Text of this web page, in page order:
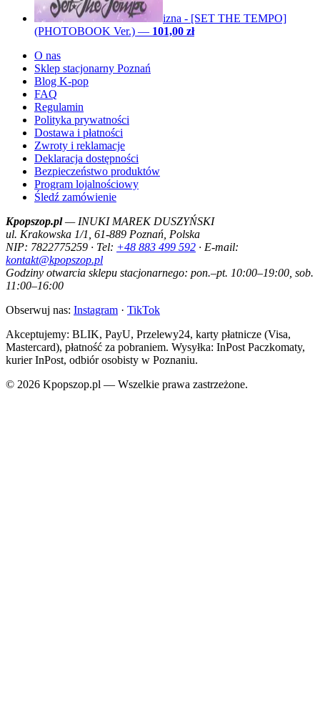
izna - [SET THE TEMPO]
(PHOTOBOOK Ver.) — 101,00 zł
O nas
Sklep stacjonarny Poznań
Blog K-pop
FAQ
Regulamin
Polityka prywatności
Dostawa i płatności
Zwroty i reklamacje
Deklaracja dostępności
Bezpieczeństwo produktów
Program lojalnościowy
Śledź zamówienie
Kpopszop.pl— INUKI MAREK DUSZYŃSKI
ul. Krakowska 1/1, 61-889 Poznań, Polska
NIP: 7822775259 · Tel: +48 883 499 592 · E-mail:
kontakt@kpopszop.pl
Godziny otwarcia sklepu stacjonarnego: pon.–pt. 10:00–19:00, sob.
11:00–16:00
Obserwuj nas: Instagram · TikTok
Akceptujemy: BLIK, PayU, Przelewy24, karty płatnicze (Visa,
Mastercard), płatność za pobraniem. Wysyłka: InPost Paczkomaty,
kurier InPost, odbiór osobisty w Poznaniu.
© 2026 Kpopszop.pl — Wszelkie prawa zastrzeżone.